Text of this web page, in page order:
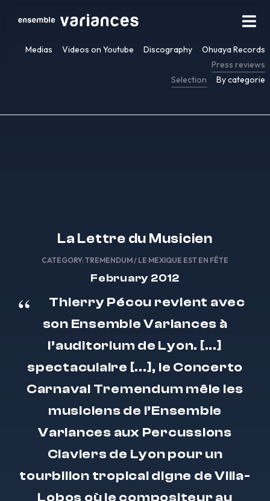
Medias Videos on Youtube Discography
Ohuaya Records
Press reviews
Selection
By categorie
La Lettre du Musicien
CATEGORY:TREMENDUM / LE MEXIQUE EST EN FÊTE
February 2012
Thierry Pécou revient avec
son Ensemble Variances à
l’auditorium de Lyon. [...]
spectaculaire [...], le Concerto
Carnaval Tremendum mêle les
musiciens de l’Ensemble
Variances aux Percussions
Claviers de Lyon pour un
tourbillon tropical digne de Villa-
Lobos où le compositeur au